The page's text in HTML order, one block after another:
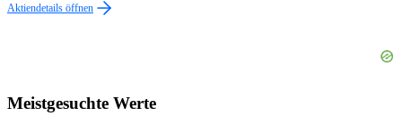
Aktiendetails öffnen
Meistgesuchte Werte